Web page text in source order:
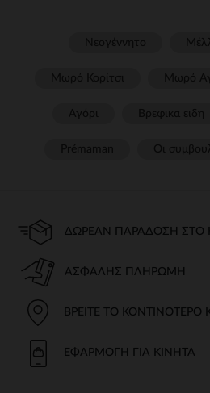
ΔΩΡΕΆΝ ΠΑΡΆΔΟΣΗ ΣΤΟ
ΑΣΦΑΛΉΣ ΠΛΗΡΩΜΉ
ΒΡΕΊΤΕ ΤΟ
ΕΦΑΡΜΟΓΉ ΓΙΑ ΚΙΝΗΤΆ